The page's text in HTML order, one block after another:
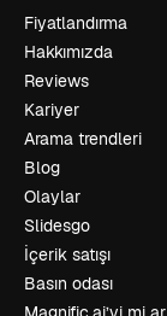
Fiyatlandırma
Hakkımızda
Reviews
Kariyer
Arama trendleri
Blog
Olaylar
Slidesgo
İçerik satışı
Basın odası